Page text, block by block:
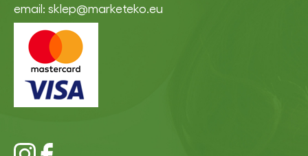
email: sklep@marketeko.eu